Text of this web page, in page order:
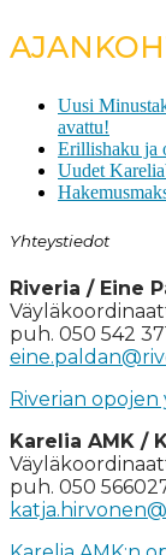
Uusi
avattu!
Erillishaku ja
Uudet
Yhteystiedot
Riveria / Eine
puh. 050 542
Riverian
Karelia AMK /
puh. 050